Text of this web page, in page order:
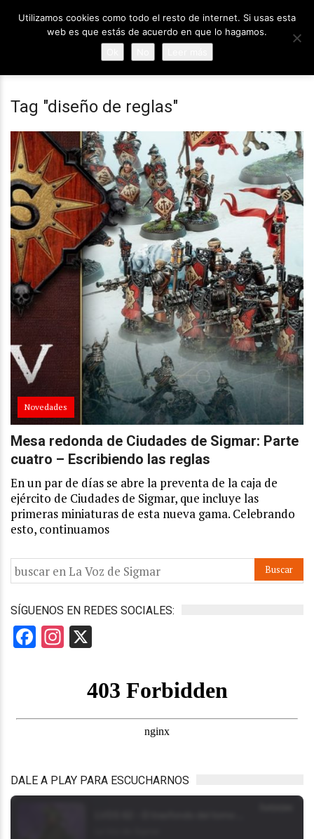
Tag "diseño de reglas"
Novedades
Mesa redonda de Ciudades de Sigmar: Parte
cuatro – Escribiendo las reglas
En un par de días se abre la preventa de la caja de
ejército de Ciudades de Sigmar, que incluye las
primeras miniaturas de esta nueva gama. Celebrando
esto, continuamos
SÍGUENOS EN REDES SOCIALES:
Facebook
Instagram
DALE A PLAY PARA ESCUCHARNOS
Utilizamos cookies como todo el resto de internet. Si usas esta
web es que estás de acuerdo en que lo hagamos.